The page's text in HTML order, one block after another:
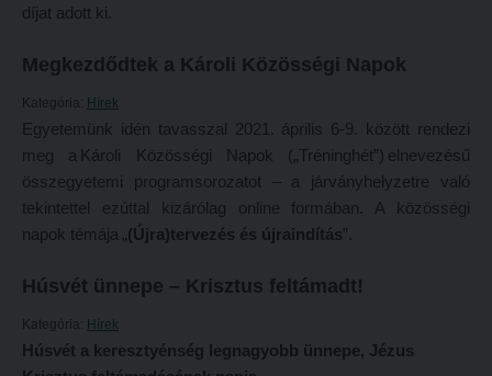
Órarend
Kari mentorok
Ösztöndíjak és egyéb hallgatói pályázatok
Kari pályázatok
Szakdolgozati tudnivalók
Kérelmek – nyomtatványok
Szakirányú továbbképzések
HALLGATÓINKNAK
2026/2027. tanévre felvett hallgatók részére
HÖK
Konzultációs időpontok
Ösztöndíjak és egyéb hallgatói pályázatok
díjat adott ki.
Megkezdődtek a Károli Közösségi Napok
Kategória: Hírek
Egyetemünk idén tavasszal 2021. április 6-9. között rendezi
meg a Károli Közösségi Napok („Tréninghét”) elnevezésű
összegyetemi programsorozatot – a járványhelyzetre való
tekintettel ezúttal kizárólag online formában. A közösségi
napok témája „(Újra)tervezés és újraindítás”.
Húsvét ünnepe – Krisztus feltámadt!
Kategória: Hírek
Húsvét a keresztyénség legnagyobb ünnepe, Jézus